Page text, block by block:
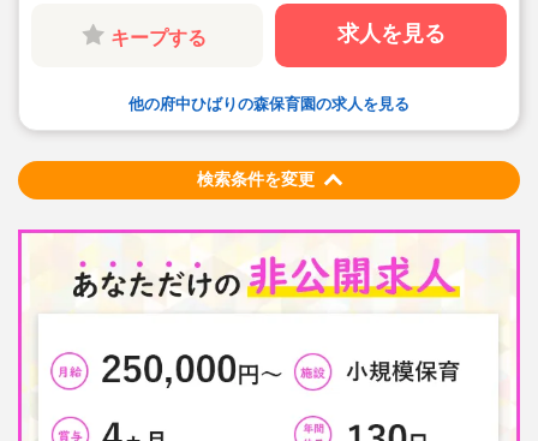
キープする 求人を見る
他の府中ひばりの森保育園の求人を見る
検索条件を変更